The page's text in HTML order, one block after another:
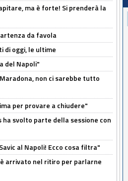
ma è forte! Si prenderà la
da favola
di oggi, le ultime
del Napoli"
non ci sarebbe tutto
per provare a chiudere"
ha svolto parte della sessione con
al Napoli! Ecco cosa filtra"
è arrivato nel ritiro per parlarne